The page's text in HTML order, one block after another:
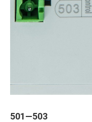
501—503